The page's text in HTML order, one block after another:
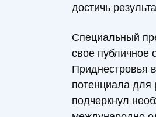
достичь
Специальный
свое публичное
Приднестровья
потенциала для
подчеркнул